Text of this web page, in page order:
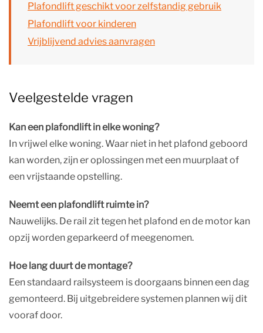
Plafondlift geschikt voor zelfstandig gebruik
Plafondlift voor kinderen
Vrijblijvend advies aanvragen
Veelgestelde vragen
Kan een plafondlift in elke woning?
In vrijwel elke woning. Waar niet in het plafond geboord
kan worden, zijn er oplossingen met een muurplaat of
een vrijstaande opstelling.
Neemt een plafondlift ruimte in?
Nauwelijks. De rail zit tegen het plafond en de motor kan
opzij worden geparkeerd of meegenomen.
Hoe lang duurt de montage?
Een standaard railsysteem is doorgaans binnen een dag
gemonteerd. Bij uitgebreidere systemen plannen wij dit
vooraf door.